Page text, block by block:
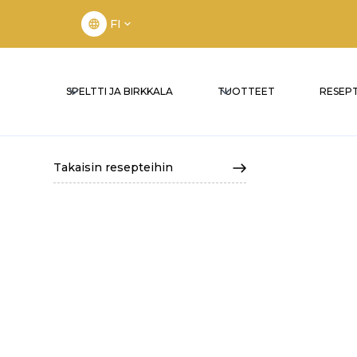
FI
SPELTTI JA BIRKKALA TUOTTEET
Takaisin resepteihin